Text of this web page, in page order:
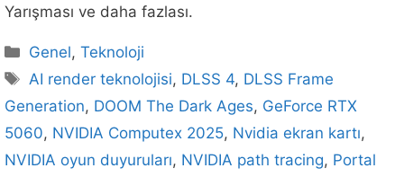
Yarışması ve daha fazlası.
Kategoriler
Genel,Teknoloji
Etiketler
AI render teknolojisi, DLSS 4, DLSS Frame
Generation, DOOM The Dark Ages, GeForce RTX
5060, NVIDIA Computex 2025, Nvidia ekran kartı,
NVIDIA oyun duyuruları, NVIDIA path tracing, Portal